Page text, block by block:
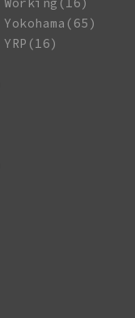
Yokohama(65)
YRP(16)